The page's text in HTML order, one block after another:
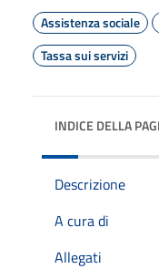
Assistenza sociale
Tassa sui servizi
INDICE DELLA
Descrizione
A cura di
Allegati